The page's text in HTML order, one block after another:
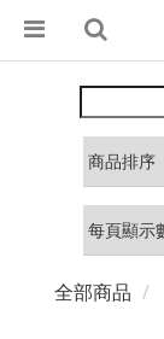
全部商品